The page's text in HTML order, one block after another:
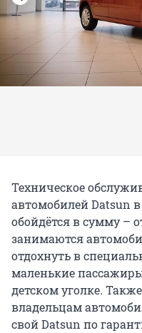
Техническое
автомобилей Datsun
обойдётся в сумму –
занимаются
отдохнуть в
маленькие
детском уголке.
владельцам
свой Datsun по